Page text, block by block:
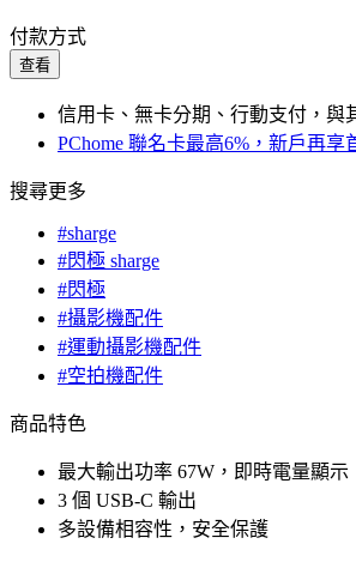
付款方式
查看
信用卡、無卡分期、行動支付，與
PChome 聯名卡最高6%，新戶再享
搜尋更多
#sharge
#閃極 sharge
#閃極
#攝影機配件
#運動攝影機配件
#空拍機配件
商品特色
最大輸出功率 67W，即時電量顯示
3 個 USB-C 輸出
多設備相容性，安全保護